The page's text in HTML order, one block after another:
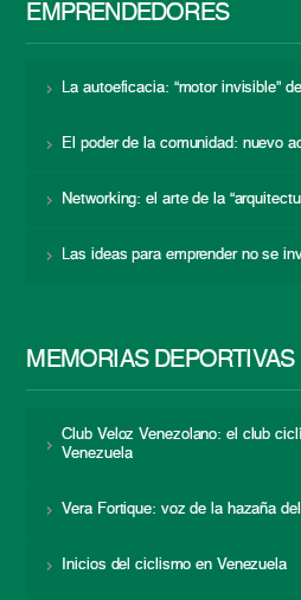
EMPRENDEDORES
La autoeficacia: “motor invisible”
El poder de la comunidad: nuevo
Networking: el arte de la
Las ideas para emprender no se
MEMORIAS DEPORTIVAS
Club Veloz Venezolano: el club
Venezuela
Vera Fortique: voz de la hazaña
Inicios del ciclismo en Venezuela